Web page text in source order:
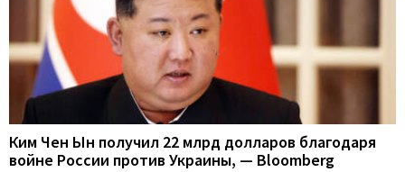
Ким Чен Ын получил 22 млрд долларов благодаря
войне России против Украины, — Bloomberg